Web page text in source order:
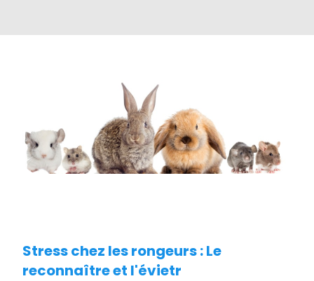
Stress chez les rongeurs : Le
reconnaître et l'évietr